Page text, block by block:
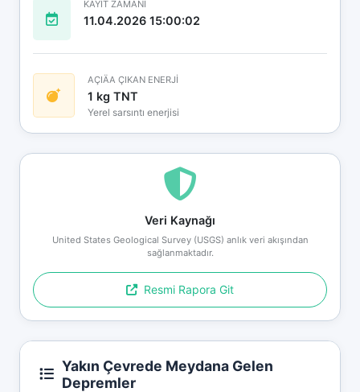
KAYIT ZAMANI
11.04.2026 15:00:02
AÇIÄA ÇIKAN ENERJİ
1 kg TNT
Yerel sarsıntı enerjisi
Veri Kaynağı
United States Geological Survey (USGS) anlık veri akışından
sağlanmaktadır.
Resmi Rapora Git
Yakın Çevrede Meydana Gelen
Depremler